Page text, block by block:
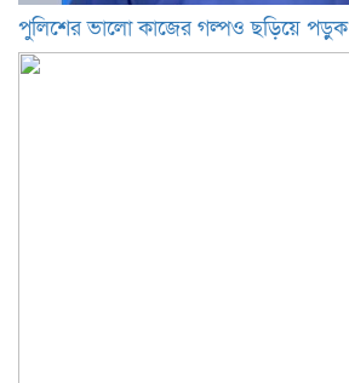
পুলিশের ভালো কাজের গল্পও ছড়িয়ে পড়ুক